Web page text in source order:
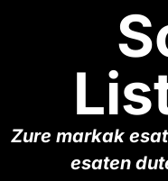
Zure markak
esaten